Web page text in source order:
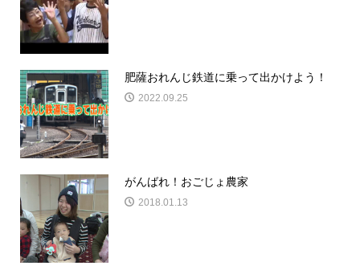
肥薩おれんじ鉄道に乗って出かけよう！
2022.09.25
がんばれ！おごじょ農家
2018.01.13